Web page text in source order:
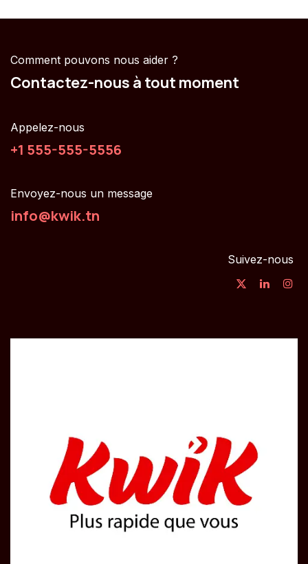
Comment pouvons nous aider ?
Contactez-nous à tout moment
Appelez-nous
+1 555-555-5556
Envoyez-nous un message
info@kwik.tn
Suivez-nous